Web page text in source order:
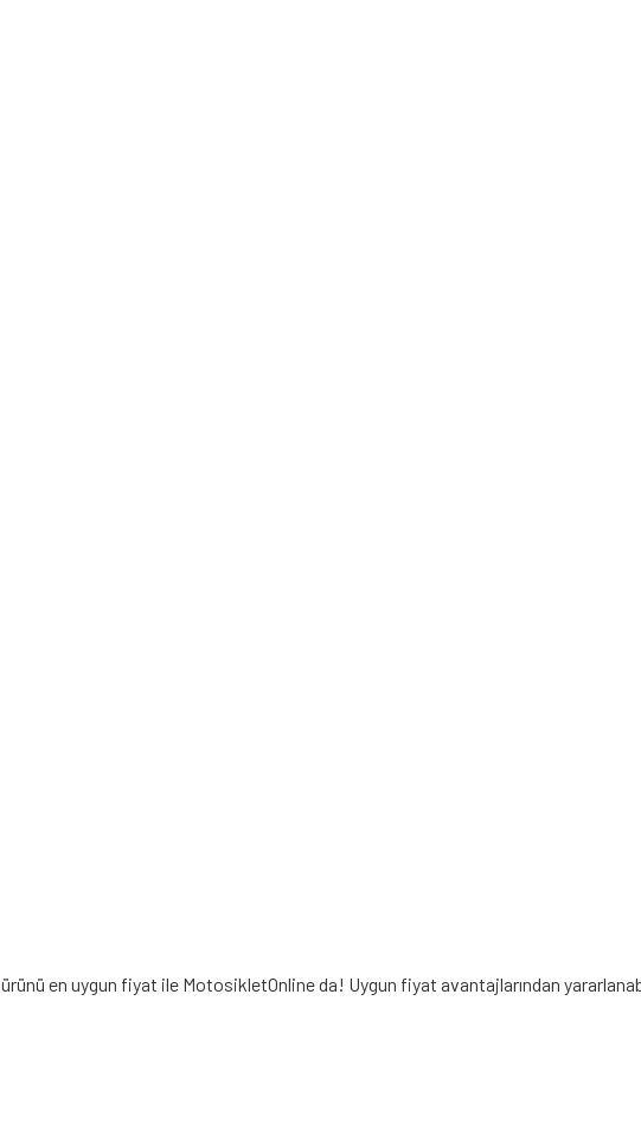
ürünü en uygun fiyat ile MotosikletOnline da! Uygun fiyat avantajlarından